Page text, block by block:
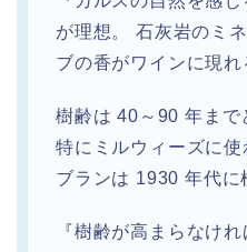
が理想。 石灰岩のミ
ブの香がワインに現れ
樹齢は 40～90 年まで
特にミルウィーズに使
ブランは 1930 年代に
『樹齢が高まらなけ